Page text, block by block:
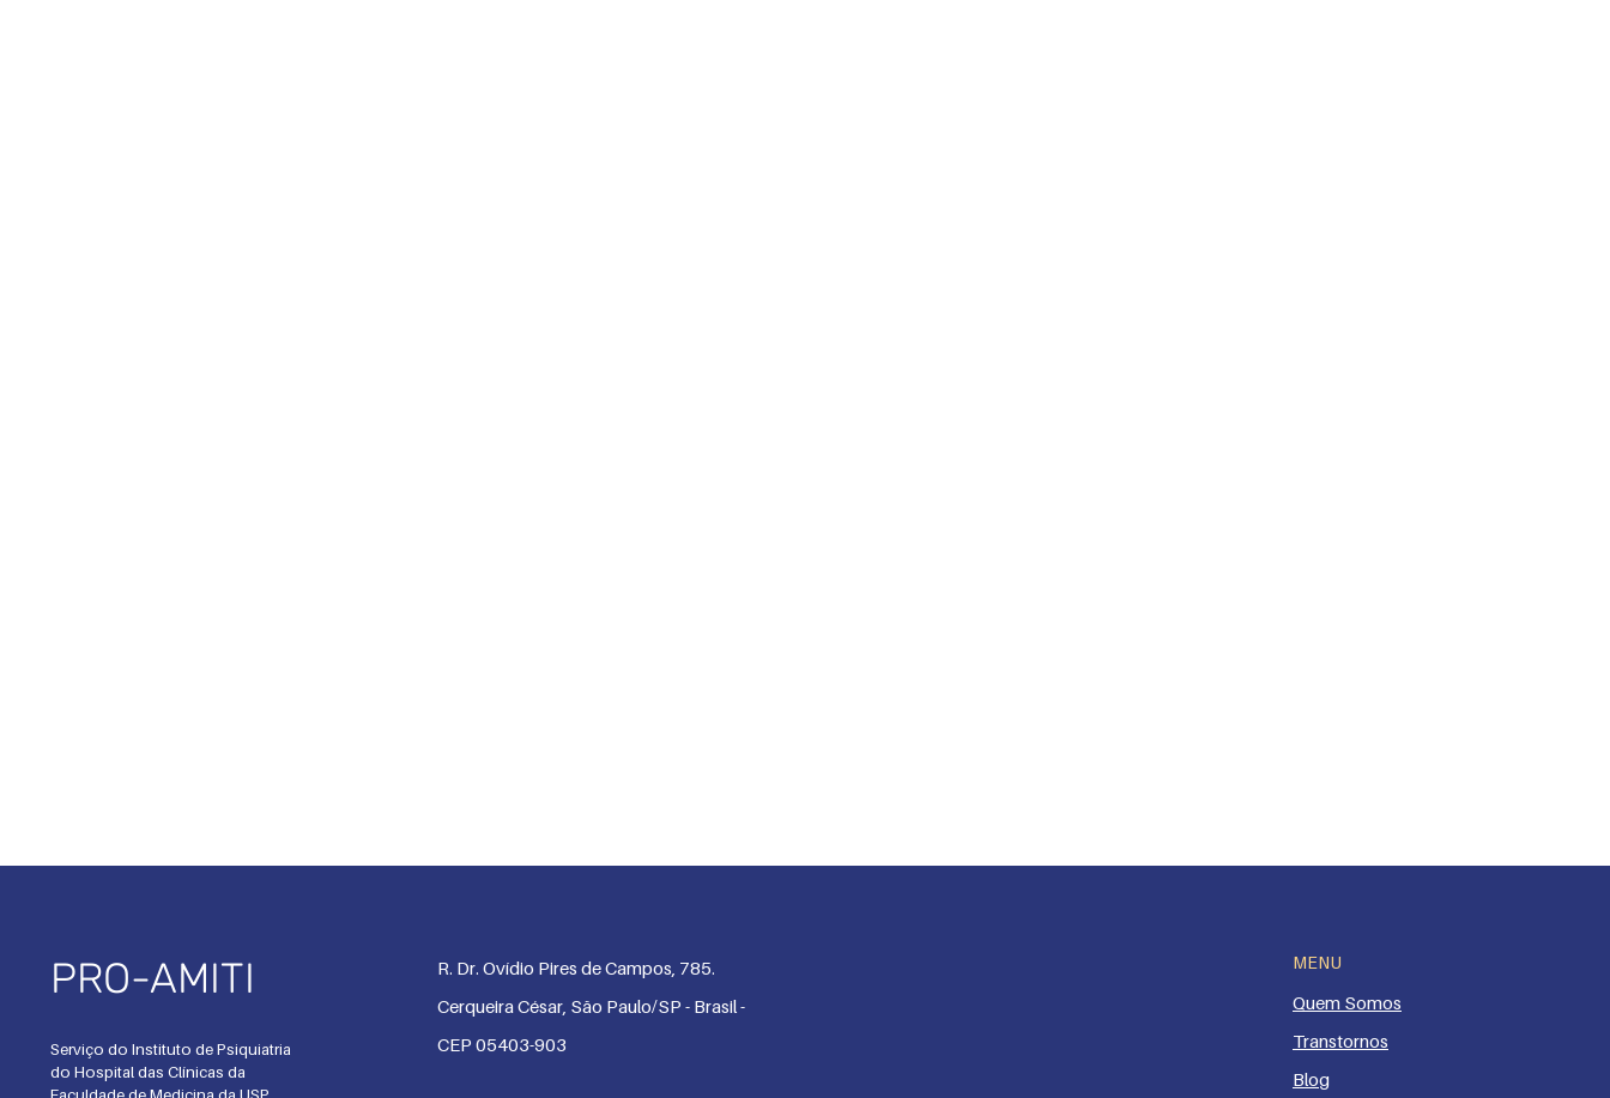
PRO-AMITI
Serviço do Instituto de Psiquiatria
do Hospital das Clínicas da
Faculdade de Medicina da USP
R. Dr. Ovídio Pires de Campos, 785.
Cerqueira César, São Paulo/SP - Brasil -
CEP 05403-903
MENU
Quem Somos
Transtornos
Blog